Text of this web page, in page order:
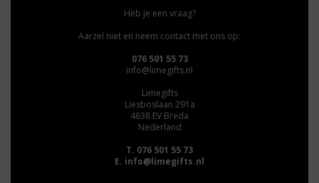
Heb je een vraag?
Aarzel niet en neem contact met ons op:
076 501 55 73
info@limegifts.nl
Limegifts
Liesboslaan 291a
4838 EV Breda
Nederland
T. 076 501 55 73
E. info@limegifts.nl